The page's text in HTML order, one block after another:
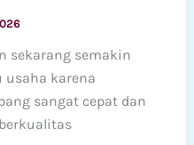
sekarang semakin
usaha karena
sangat cepat dan